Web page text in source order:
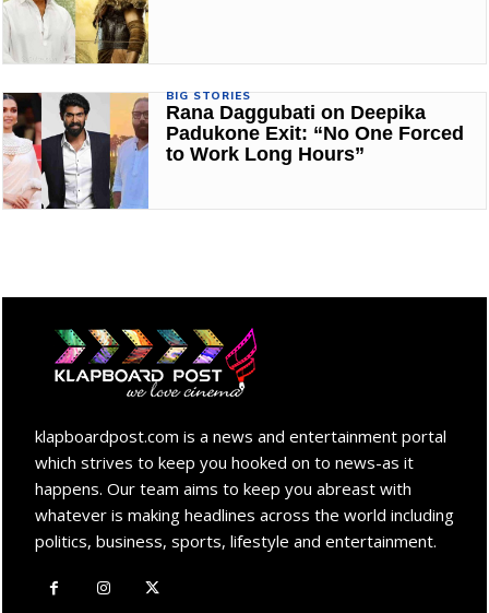
BIG STORIES
Rana Daggubati on Deepika
Padukone Exit: “No One Forced
to Work Long Hours”
klapboardpost.com is a news and entertainment portal
which strives to keep you hooked on to news-as it
happens. Our team aims to keep you abreast with
whatever is making headlines across the world including
politics, business, sports, lifestyle and entertainment.